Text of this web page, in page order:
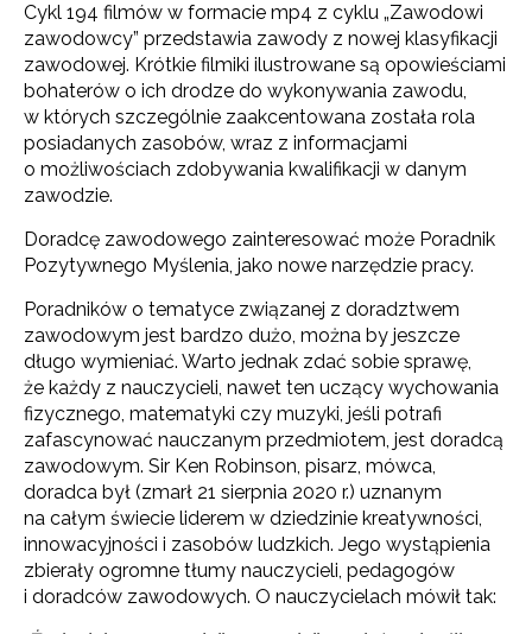
Cykl 194 filmów w formacie mp4 z cyklu „Zawodowi
zawodowcy” przedstawia zawody z nowej klasyfikacji
zawodowej. Krótkie filmiki ilustrowane są opowieściami
bohaterów o ich drodze do wykonywania zawodu,
w których szczególnie zaakcentowana została rola
posiadanych zasobów, wraz z informacjami
o możliwościach zdobywania kwalifikacji w danym
zawodzie.
Doradcę zawodowego zainteresować może Poradnik
Pozytywnego Myślenia, jako nowe narzędzie pracy.
Poradników o tematyce związanej z doradztwem
zawodowym jest bardzo dużo, można by jeszcze
długo wymieniać. Warto jednak zdać sobie sprawę,
że każdy z nauczycieli, nawet ten uczący wychowania
fizycznego, matematyki czy muzyki, jeśli potrafi
zafascynować nauczanym przedmiotem, jest doradcą
zawodowym. Sir Ken Robinson, pisarz, mówca,
doradca był (zmarł 21 sierpnia 2020 r.) uznanym
na całym świecie liderem w dziedzinie kreatywności,
innowacyjności i zasobów ludzkich. Jego wystąpienia
zbierały ogromne tłumy nauczycieli, pedagogów
i doradców zawodowych. O nauczycielach mówił tak: